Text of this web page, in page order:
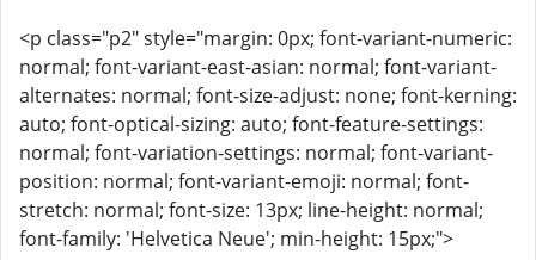
<p class="p2" style="margin: 0px; font-variant-numeric:
normal; font-variant-east-asian: normal; font-variant-
alternates: normal; font-size-adjust: none; font-kerning:
auto; font-optical-sizing: auto; font-feature-settings:
normal; font-variation-settings: normal; font-variant-
position: normal; font-variant-emoji: normal; font-
stretch: normal; font-size: 13px; line-height: normal;
font-family: 'Helvetica Neue'; min-height: 15px;">